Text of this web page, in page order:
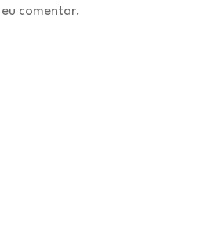
comentar.